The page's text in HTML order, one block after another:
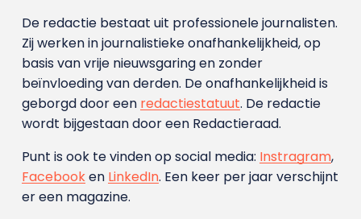
De redactie bestaat uit professionele journalisten.
Zij werken in journalistieke onafhankelijkheid, op
basis van vrije nieuwsgaring en zonder
beïnvloeding van derden. De onafhankelijkheid is
geborgd door een redactiestatuut. De redactie
wordt bijgestaan door een Redactieraad.
Punt is ook te vinden op social media: Instragram,
Facebooken LinkedIn. Een keer per jaar verschijnt
er een magazine.